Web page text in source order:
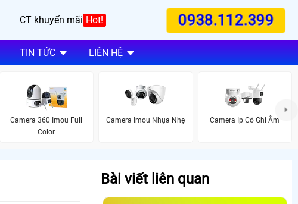
CT khuyến mãi Hot! 0938.112.399
TIN TỨC LIÊN HỆ
Camera 360 Imou Full
Color
Camera Imou Nhụa Nhẹ Camera Ip Có Ghi Âm
Bài viết liên quan